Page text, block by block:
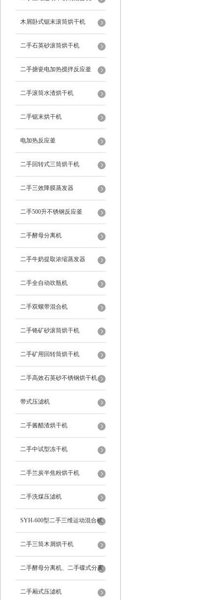
木屑卧式锯末滚筒烘干机
二手石英砂滚筒烘干机
二手搪瓷电加热搅拌反应釜
二手滚筒水渣烘干机
二手锯末烘干机
电加热反应釜
二手回转式三筒烘干机
二手三效降膜蒸发器
二手500升不锈钢反应釜
二手酵母分离机
二手牛奶提取浓缩蒸发器
二手全自动吹瓶机
二手双螺带混合机
二手铬矿砂滚筒烘干机
二手矿用回转筒烘干机
二手高效石英砂不锈钢烘干机
带式压滤机
二手酱醋渣烘干机
二手中试型冻干机
二手兰炭半焦粉烘干机
二手洗煤压滤机
SYH-600型二手三维运动混合机
二手三筒木屑烘干机
二手酵母分离机、二手碟式分离
机
二手厢式压滤机